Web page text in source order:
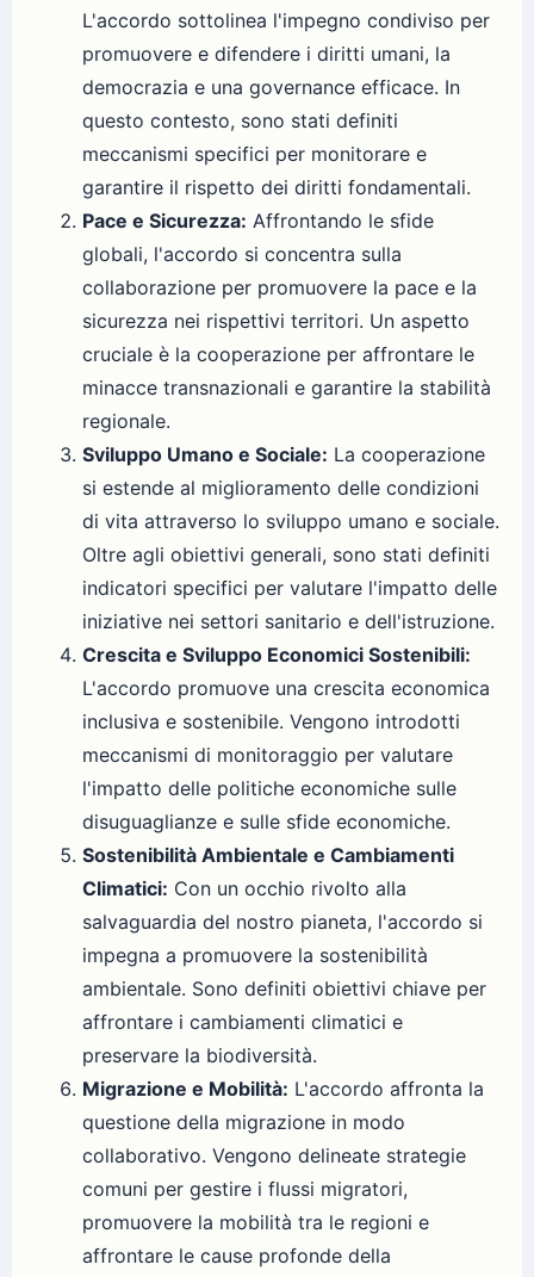
L'accordo sottolinea l'impegno condiviso per
promuovere e difendere i diritti umani, la
democrazia e una governance efficace. In
questo contesto, sono stati definiti
meccanismi specifici per monitorare e
garantire il rispetto dei diritti fondamentali.
Pace e Sicurezza: Affrontando le sfide
globali, l'accordo si concentra sulla
collaborazione per promuovere la pace e la
sicurezza nei rispettivi territori. Un aspetto
cruciale è la cooperazione per affrontare le
minacce transnazionali e garantire la stabilità
regionale.
Sviluppo Umano e Sociale: La cooperazione
si estende al miglioramento delle condizioni
di vita attraverso lo sviluppo umano e sociale.
Oltre agli obiettivi generali, sono stati definiti
indicatori specifici per valutare l'impatto delle
iniziative nei settori sanitario e dell'istruzione.
Crescita e Sviluppo Economici Sostenibili:
L'accordo promuove una crescita economica
inclusiva e sostenibile. Vengono introdotti
meccanismi di monitoraggio per valutare
l'impatto delle politiche economiche sulle
disuguaglianze e sulle sfide economiche.
Sostenibilità Ambientale e Cambiamenti
Climatici: Con un occhio rivolto alla
salvaguardia del nostro pianeta, l'accordo si
impegna a promuovere la sostenibilità
ambientale. Sono definiti obiettivi chiave per
affrontare i cambiamenti climatici e
preservare la biodiversità.
Migrazione e Mobilità: L'accordo affronta la
questione della migrazione in modo
collaborativo. Vengono delineate strategie
comuni per gestire i flussi migratori,
promuovere la mobilità tra le regioni e
affrontare le cause profonde della